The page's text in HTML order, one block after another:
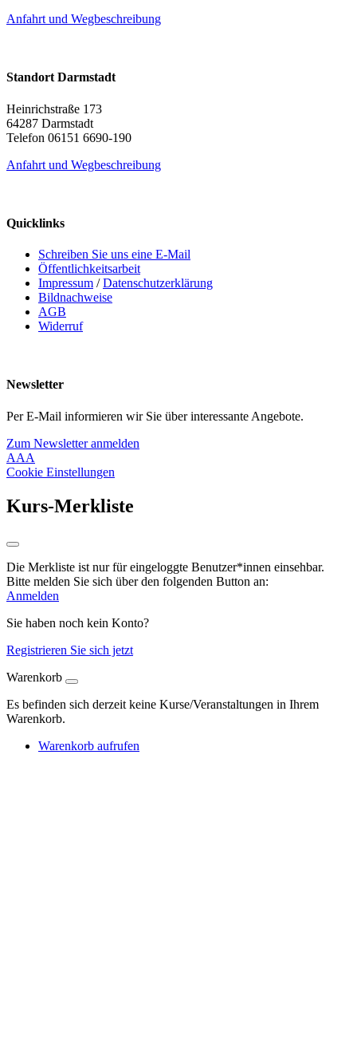
Anfahrt und Wegbeschreibung
Standort Darmstadt
Heinrichstraße 173
64287 Darmstadt
Telefon 06151 6690-190
Anfahrt und Wegbeschreibung
Quicklinks
Schreiben Sie uns eine E-Mail
Öffentlichkeitsarbeit
Impressum /Datenschutzerklärung
Bildnachweise
AGB
Widerruf
Newsletter
Per E-Mail informieren wir Sie über interessante Angebote.
Zum Newsletter anmelden
AAA
Cookie Einstellungen
Kurs-Merkliste
Die Merkliste ist nur für eingeloggte Benutzer*innen einsehbar.
Bitte melden Sie sich über den folgenden Button an:
Anmelden
Sie haben noch kein Konto?
Registrieren Sie sich jetzt
Warenkorb
Es befinden sich derzeit keine Kurse/Veranstaltungen in Ihrem
Warenkorb.
Warenkorb aufrufen